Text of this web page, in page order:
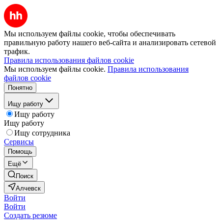
Мы используем файлы cookie, чтобы обеспечивать
правильную работу нашего веб-сайта и анализировать сетевой
трафик.
Правила использования файлов cookie
Мы используем файлы cookie. Правила использования
файлов cookie
Понятно
Ищу работу
Ищу работу
Ищу работу
Ищу сотрудника
Сервисы
Помощь
Ещё
Поиск
Алчевск
Войти
Войти
Создать резюме